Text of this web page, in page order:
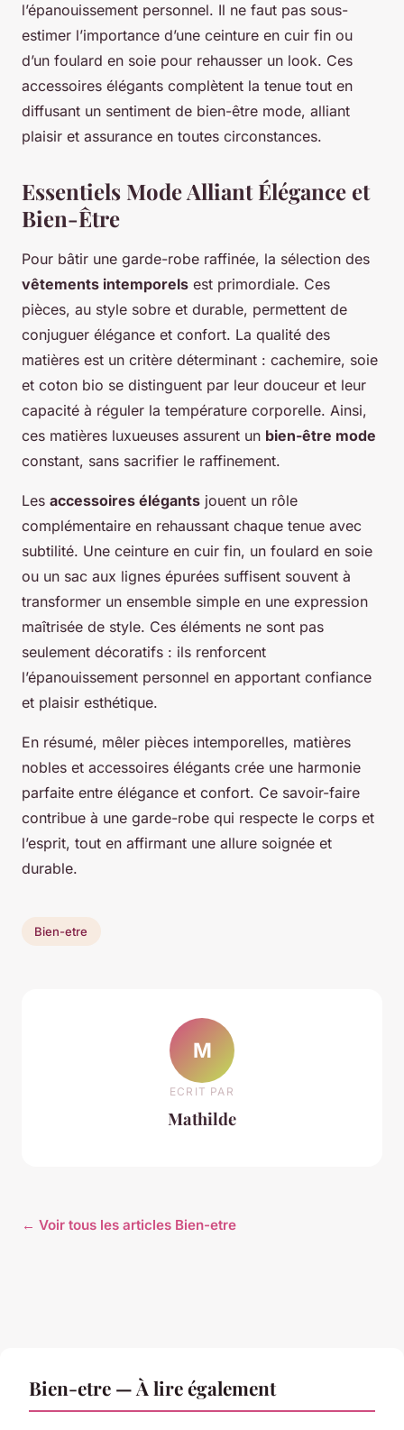
l’épanouissement personnel. Il ne faut pas sous-
estimer l’importance d’une ceinture en cuir fin ou
d’un foulard en soie pour rehausser un look. Ces
accessoires élégants complètent la tenue tout en
diffusant un sentiment de bien-être mode, alliant
plaisir et assurance en toutes circonstances.
Essentiels Mode Alliant Élégance et
Bien-Être
Pour bâtir une garde-robe raffinée, la sélection des
vêtements intemporels est primordiale. Ces
pièces, au style sobre et durable, permettent de
conjuguer élégance et confort. La qualité des
matières est un critère déterminant : cachemire, soie
et coton bio se distinguent par leur douceur et leur
capacité à réguler la température corporelle. Ainsi,
ces matières luxueuses assurent un bien-être mode
constant, sans sacrifier le raffinement.
Les accessoires élégants jouent un rôle
complémentaire en rehaussant chaque tenue avec
subtilité. Une ceinture en cuir fin, un foulard en soie
ou un sac aux lignes épurées suffisent souvent à
transformer un ensemble simple en une expression
maîtrisée de style. Ces éléments ne sont pas
seulement décoratifs : ils renforcent
l’épanouissement personnel en apportant confiance
et plaisir esthétique.
En résumé, mêler pièces intemporelles, matières
nobles et accessoires élégants crée une harmonie
parfaite entre élégance et confort. Ce savoir-faire
contribue à une garde-robe qui respecte le corps et
l’esprit, tout en affirmant une allure soignée et
durable.
Bien-etre
M
ECRIT PAR
Mathilde
← Voir tous les articles Bien-etre
Bien-etre — À lire également